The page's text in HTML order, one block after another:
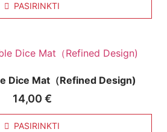
PASIRINKTI
Dice Mat（Refined Design)
14,00 €
PASIRINKTI